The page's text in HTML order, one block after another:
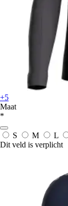
+5
Maat
*
S M L
Dit veld is verplicht